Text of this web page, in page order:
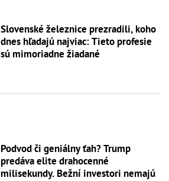
Slovenské železnice prezradili, koho
dnes hľadajú najviac: Tieto profesie
sú mimoriadne žiadané
Podvod či geniálny ťah? Trump
predáva elite drahocenné
milisekundy. Bežní investori nemajú